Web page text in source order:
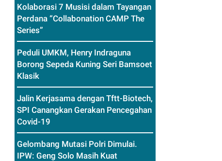
Kolaborasi 7 Musisi dalam Tayangan
Perdana “Collabonation CAMP The
Series”
Peduli UMKM, Henry Indraguna
Borong Sepeda Kuning Seri Bamsoet
Klasik
Jalin Kerjasama dengan Tftt-Biotech,
SPI Canangkan Gerakan Pencegahan
Covid-19
Gelombang Mutasi Polri Dimulai.
IPW: Geng Solo Masih Kuat